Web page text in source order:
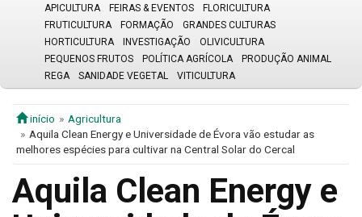
APICULTURA
FEIRAS & EVENTOS
FLORICULTURA
FRUTICULTURA
FORMAÇÃO
GRANDES CULTURAS
HORTICULTURA
INVESTIGAÇÃO
OLIVICULTURA
PEQUENOS FRUTOS
POLÍTICA AGRÍCOLA
PRODUÇÃO ANIMAL
REGA
SANIDADE VEGETAL VITICULTURA
início
Agricultura
Aquila Clean Energy e Universidade de Évora vão estudar as
melhores espécies para cultivar na Central Solar do Cercal
Aquila Clean Energy e